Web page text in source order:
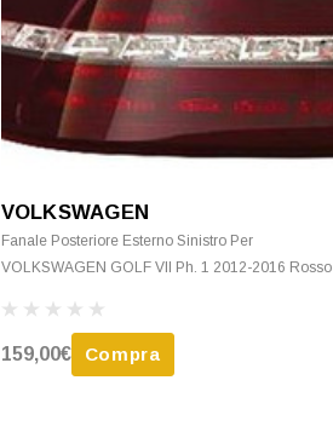
VOLKSWAGEN
Fanale Posteriore Esterno Sinistro Per
VOLKSWAGEN GOLF VII Ph. 1 2012-2016 Rosso
159,00€ Compra